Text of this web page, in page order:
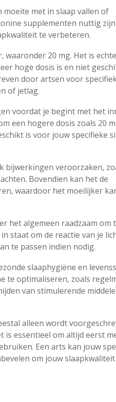
met in slaap vallen of
supplementen nuttig
te verbeteren.
waaronder 20 mg. Het is
hoge dosis is en niet
door artsen voor
of jetlag.
voordat je begint met het
een hogere dosis zoals 20
is voor jouw specifieke
bijwerkingen veroorzaken,
Bovendien kan het de
waardoor het moeilijker
het algemeen raadzaam om
staat om de reactie van je
te passen indien nodig.
slaaphygiëne en
te optimaliseren, zoals
van stimulerende
alleen wordt
is essentieel om altijd eerst
Een arts kan jouw
om jouw